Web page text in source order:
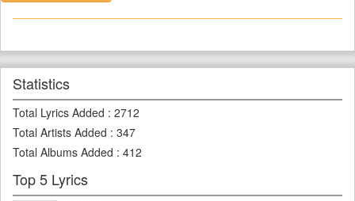
Statistics
Total Lyrics Added : 2712
Total Artists Added : 347
Total Albums Added : 412
Top 5 Lyrics